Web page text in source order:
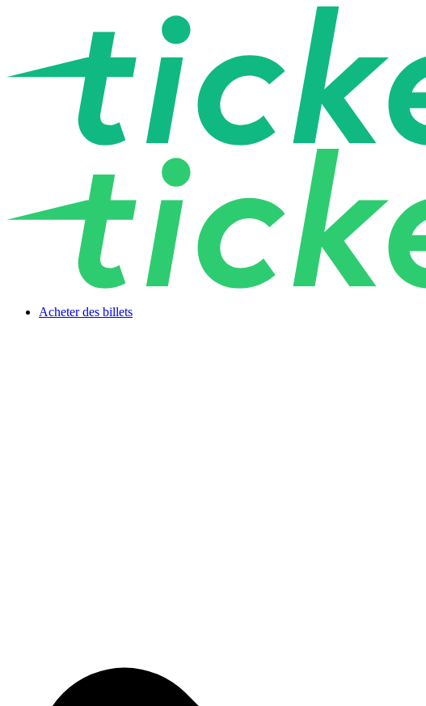
Acheter des billets